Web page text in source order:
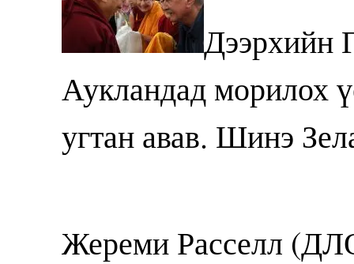
Дээрхийн
Аукландад морилох
угтан авав. Шинэ
Жереми Расселл